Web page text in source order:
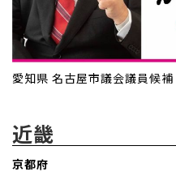
愛知県 名古屋市議会議員候
近畿
京都府